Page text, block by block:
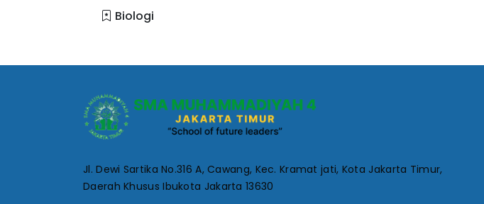
Biologi
Jl. Dewi Sartika No.316 A, Cawang, Kec. Kramat jati, Kota Jakarta Timur,
Daerah Khusus Ibukota Jakarta 13630